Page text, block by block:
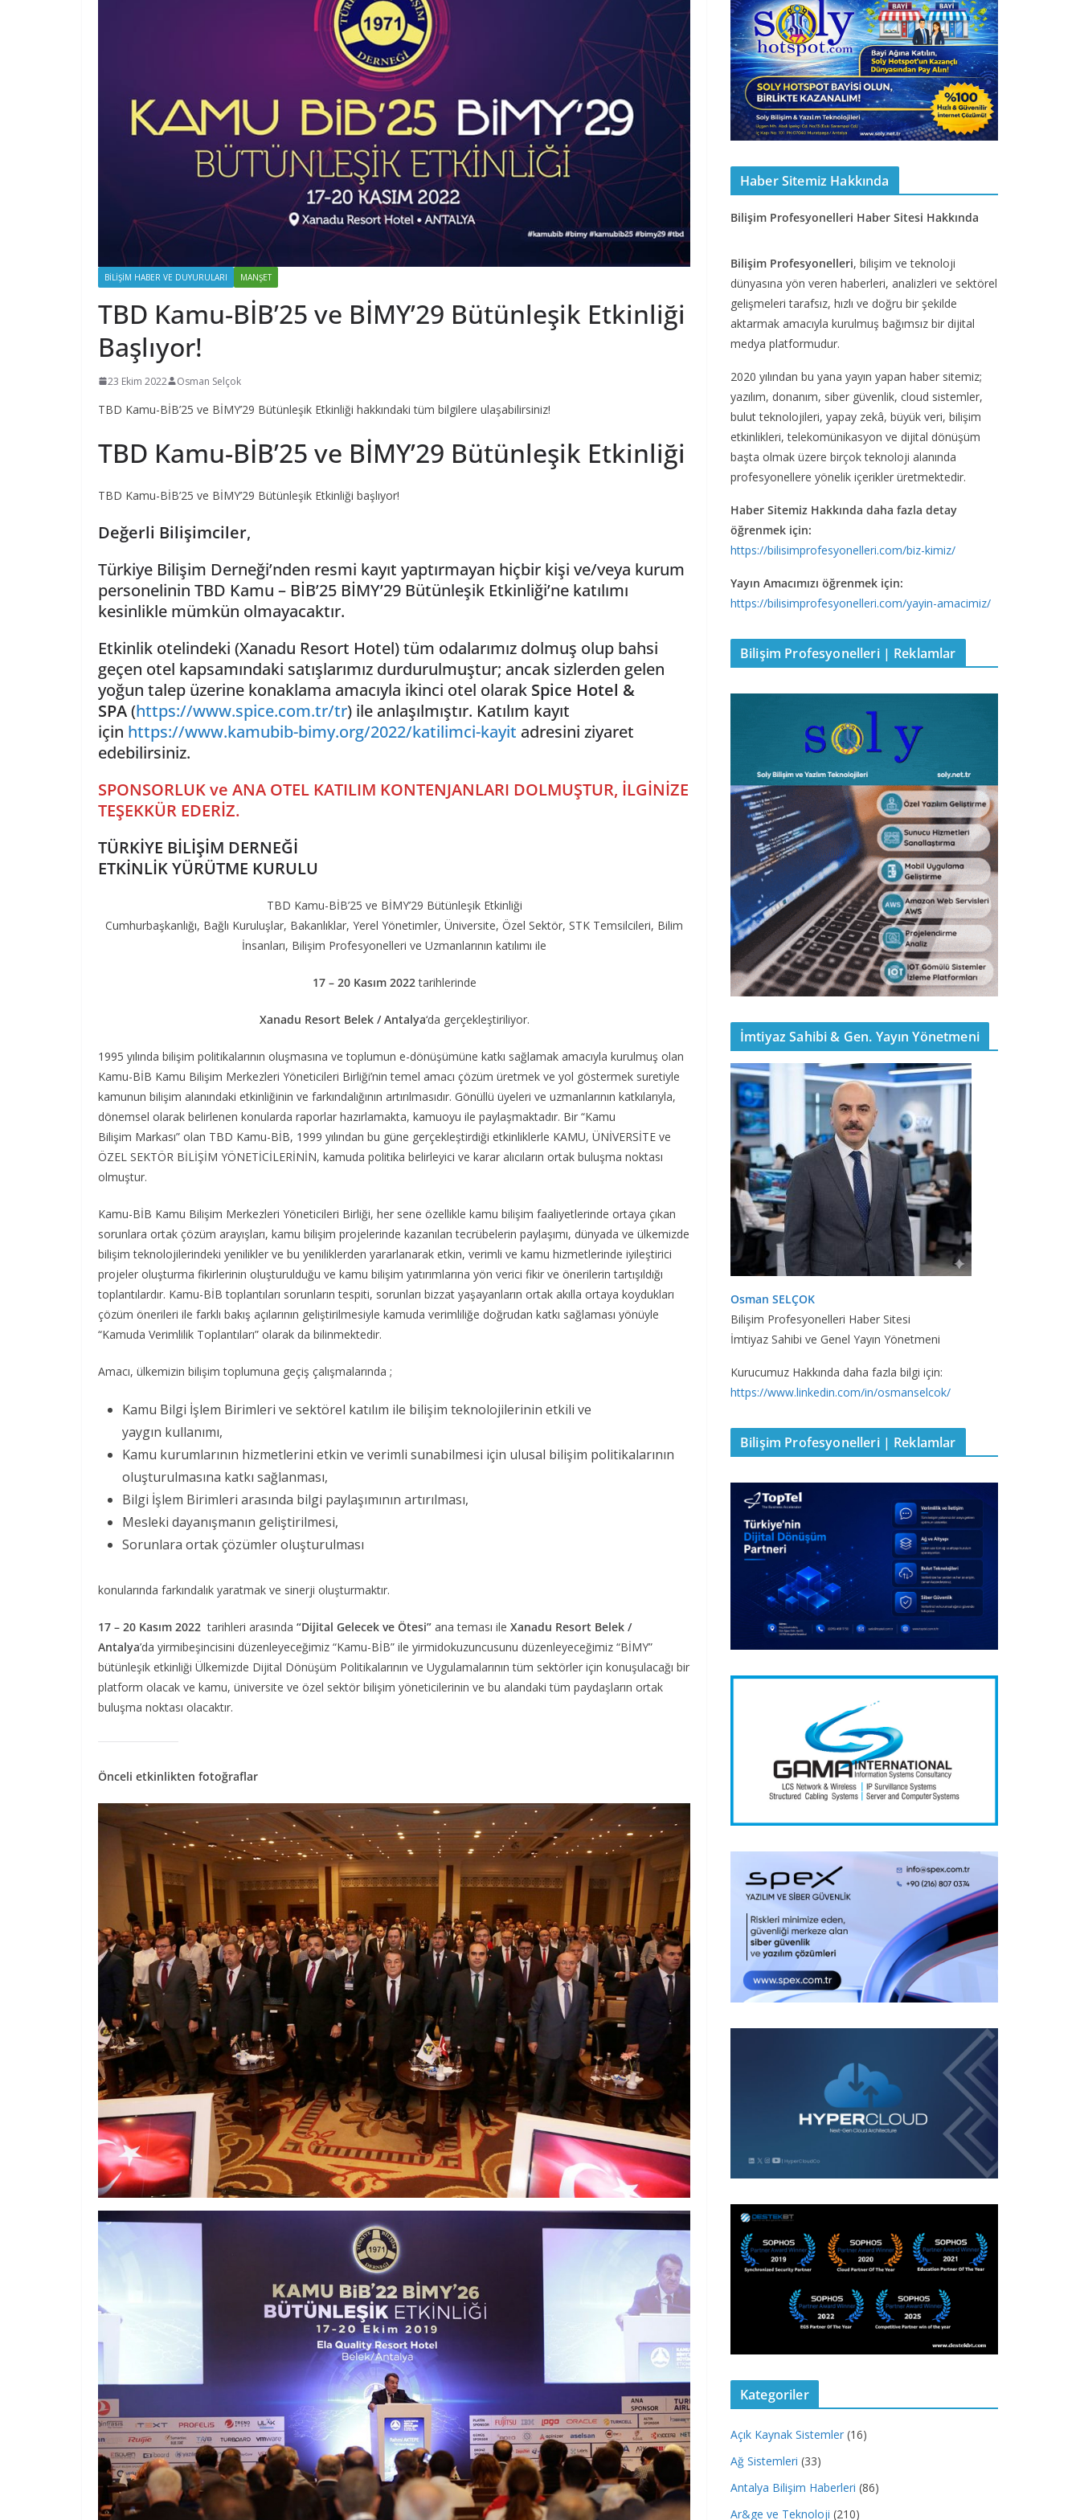
BILIŞIM HABER VE DUYURULARI MANŞET
TBD Kamu-BİB’25 ve BİMY’29 Bütünleşik Etkinliği
Başlıyor!
23 Ekim 2022 Osman Selçok
TBD Kamu-BİB’25 ve BİMY’29 Bütünleşik Etkinliği hakkındaki tüm bilgilere ulaşabilirsiniz!
TBD Kamu-BİB’25 ve BİMY’29 Bütünleşik Etkinliği
TBD Kamu-BİB’25 ve BİMY’29 Bütünleşik Etkinliği başlıyor!
Değerli Bilişimciler,
Türkiye Bilişim Derneği’nden resmi kayıt yaptırmayan hiçbir kişi ve/veya kurum
personelinin TBD Kamu – BİB’25 BİMY’29 Bütünleşik Etkinliği’ne katılımı
kesinlikle mümkün olmayacaktır.
Etkinlik otelindeki (Xanadu Resort Hotel) tüm odalarımız dolmuş olup bahsi
geçen otel kapsamındaki satışlarımız durdurulmuştur; ancak sizlerden gelen
yoğun talep üzerine konaklama amacıyla ikinci otel olarak Spice Hotel &
SPA(https://www.spice.com.tr/tr) ile anlaşılmıştır. Katılım kayıt
için https://www.kamubib-bimy.org/2022/katilimci-kayit adresini ziyaret
edebilirsiniz.
SPONSORLUK ve ANA OTEL KATILIM KONTENJANLARI DOLMUŞTUR, İLGİNİZE
TEŞEKKÜR EDERİZ.
TÜRKİYE BİLİŞİM DERNEĞİ
ETKİNLİK YÜRÜTME KURULU
TBD Kamu-BİB’25 ve BİMY’29 Bütünleşik Etkinliği
Cumhurbaşkanlığı, Bağlı Kuruluşlar, Bakanlıklar, Yerel Yönetimler, Üniversite, Özel Sektör, STK Temsilcileri, Bilim
İnsanları, Bilişim Profesyonelleri ve Uzmanlarının katılımı ile
17 – 20 Kasım2022tarihlerinde
Xanadu Resort Belek / Antalya‘da gerçekleştiriliyor.
1995 yılında bilişim politikalarının oluşmasına ve toplumun e-dönüşümüne katkı sağlamak amacıyla kurulmuş olan
Kamu-BİB Kamu Bilişim Merkezleri Yöneticileri Birliği’nin temel amacı çözüm üretmek ve yol göstermek suretiyle
kamunun bilişim alanındaki etkinliğinin ve farkındalığının artırılmasıdır. Gönüllü üyeleri ve uzmanlarının katkılarıyla,
dönemsel olarak belirlenen konularda raporlar hazırlamakta, kamuoyu ile paylaşmaktadır. Bir “Kamu
Bilişim Markası” olan TBD Kamu-BİB, 1999 yılından bu güne gerçekleştirdiği etkinliklerle KAMU, ÜNİVERSİTE ve
ÖZEL SEKTÖR BİLİŞİM YÖNETİCİLERİNİN, kamuda politika belirleyici ve karar alıcıların ortak buluşma noktası
olmuştur.
Kamu-BİB Kamu Bilişim Merkezleri Yöneticileri Birliği, her sene özellikle kamu bilişim faaliyetlerinde ortaya çıkan
sorunlara ortak çözüm arayışları, kamu bilişim projelerinde kazanılan tecrübelerin paylaşımı, dünyada ve ülkemizde
bilişim teknolojilerindeki yenilikler ve bu yeniliklerden yararlanarak etkin, verimli ve kamu hizmetlerinde iyileştirici
projeler oluşturma fikirlerinin oluşturulduğu ve kamu bilişim yatırımlarına yön verici fikir ve önerilerin tartışıldığı
toplantılardır. Kamu-BİB toplantıları sorunların tespiti, sorunları bizzat yaşayanların ortak akılla ortaya koydukları
çözüm önerileri ile farklı bakış açılarının geliştirilmesiyle kamuda verimliliğe doğrudan katkı sağlaması yönüyle
“Kamuda Verimlilik Toplantıları” olarak da bilinmektedir.
Amacı, ülkemizin bilişim toplumuna geçiş çalışmalarında ;
Kamu Bilgi İşlem Birimleri ve sektörel katılım ile bilişim teknolojilerinin etkili ve
yaygın kullanımı,
Kamu kurumlarının hizmetlerini etkin ve verimli sunabilmesi için ulusal bilişim politikalarının
oluşturulmasına katkı sağlanması,
Bilgi İşlem Birimleri arasında bilgi paylaşımının artırılması,
Mesleki dayanışmanın geliştirilmesi,
Sorunlara ortak çözümler oluşturulması
konularında farkındalık yaratmak ve sinerji oluşturmaktır.
17 – 20 Kasım 2022 tarihleri arasında “Dijital Gelecek ve Ötesi” ana teması ile Xanadu Resort Belek /
Antalya’da yirmibeşincisini düzenleyeceğimiz “Kamu-BİB” ile yirmidokuzuncusunu düzenleyeceğimiz “BİMY”
bütünleşik etkinliği Ülkemizde Dijital Dönüşüm Politikalarının ve Uygulamalarının tüm sektörler için konuşulacağı bir
platform olacak ve kamu, üniversite ve özel sektör bilişim yöneticilerinin ve bu alandaki tüm paydaşların ortak
buluşma noktası olacaktır.
Önceli etkinlikten fotoğraflar
Haber Sitemiz Hakkında
Bilişim Profesyonelleri Haber Sitesi Hakkında
Bilişim Profesyonelleri, bilişim ve teknoloji
dünyasına yön veren haberleri, analizleri ve sektörel
gelişmeleri tarafsız, hızlı ve doğru bir şekilde
aktarmak amacıyla kurulmuş bağımsız bir dijital
medya platformudur.
2020 yılından bu yana yayın yapan haber sitemiz;
yazılım, donanım, siber güvenlik, cloud sistemler,
bulut teknolojileri, yapay zekâ, büyük veri, bilişim
etkinlikleri, telekomünikasyon ve dijital dönüşüm
başta olmak üzere birçok teknoloji alanında
profesyonellere yönelik içerikler üretmektedir.
Haber Sitemiz Hakkında daha fazla detay
öğrenmek için:
https://bilisimprofesyonelleri.com/biz-kimiz/
Yayın Amacımızı öğrenmek için:
https://bilisimprofesyonelleri.com/yayin-amacimiz/
Bilişim Profesyonelleri | Reklamlar
İmtiyaz Sahibi & Gen. Yayın Yönetmeni
Osman SELÇOK
Bilişim Profesyonelleri Haber Sitesi
İmtiyaz Sahibi ve Genel Yayın Yönetmeni
Kurucumuz Hakkında daha fazla bilgi için:
https://www.linkedin.com/in/osmanselcok/
Bilişim Profesyonelleri | Reklamlar
Kategoriler
Açık Kaynak Sistemler (16)
Ağ Sistemleri (33)
Antalya Bilişim Haberleri (86)
Ar&ge ve Teknoloji (210)